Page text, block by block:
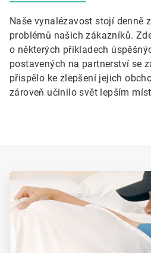
Naše vynalézavost stojí denně
problémů našich zákazníků.
o některých příkladech
postavených na partnerství se
přispělo ke zlepšení jejich
zároveň učinilo svět lepším
ArticleTile
of